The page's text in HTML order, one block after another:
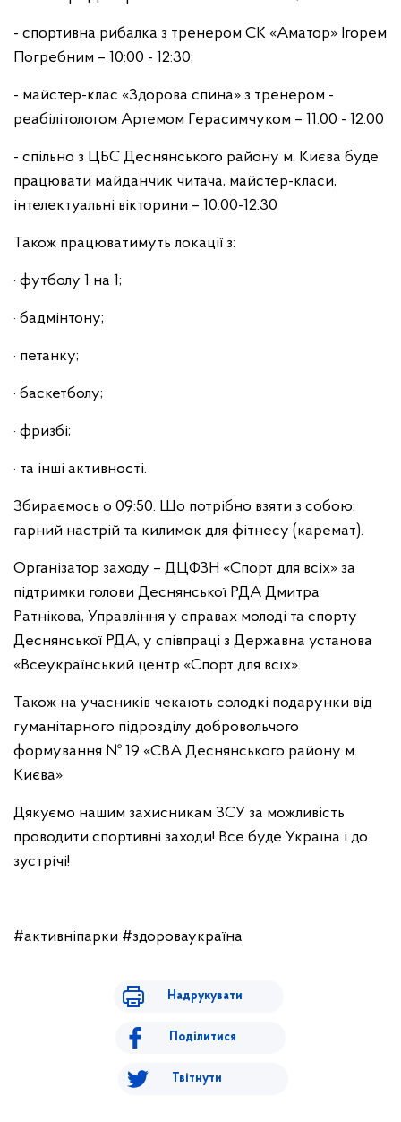
- спортивна рибалка з тренером СК «Аматор» Ігорем
Погребним – 10:00 - 12:30;
- майстер-клас «Здорова спина» з тренером -
реабілітологом Артемом Герасимчуком – 11:00 - 12:00
- спільно з ЦБС Деснянського району м. Києва буде
працювати майданчик читача, майстер-класи,
інтелектуальні вікторини – 10:00-12:30
Також працюватимуть локації з:
· футболу 1 на 1;
· бадмінтону;
· петанку;
· баскетболу;
· фризбі;
· та інші активності.
Збираємось о 09:50. Що потрібно взяти з собою:
гарний настрій та килимок для фітнесу (каремат).
Організатор заходу – ДЦФЗН «Спорт для всіх» за
підтримки голови Деснянської РДА Дмитра
Ратнікова, Управління у справах молоді та спорту
Деснянської РДА, у співпраці з Державна установа
«Всеукраїнський центр «Спорт для всіх».
Також на учасників чекають солодкі подарунки від
гуманітарного підрозділу добровольчого
формування № 19 «СВА Деснянського району м.
Києва».
Дякуємо нашим захисникам ЗСУ за можливість
проводити спортивні заходи! Все буде Україна і до
зустрічі!
#активніпарки #здороваукраїна
Надрукувати
Поділитися
Твітнути